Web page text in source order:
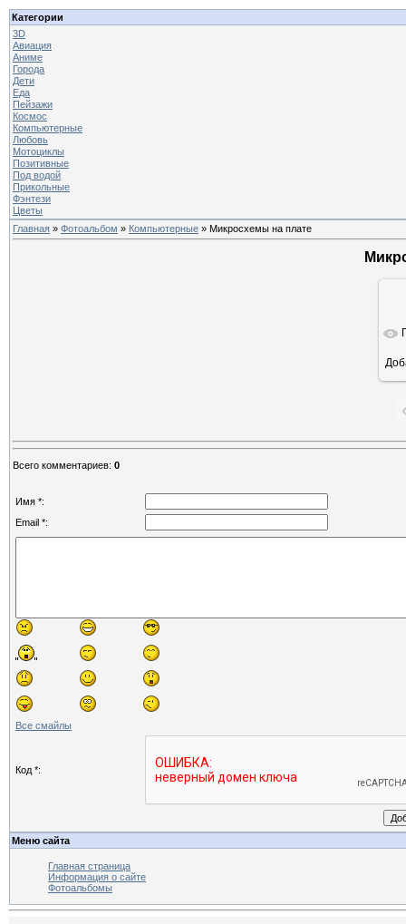
Категории
3D
Авиация
Аниме
Города
Дети
Еда
Пейзажи
Космос
Компьютерные
Любовь
Мотоциклы
Позитивные
Под водой
Прикольные
Фэнтези
Цветы
Главная » Фотоальбом » Компьютерные » Микросхемы на плате
Всего комментариев: 0
Имя *:
Email *:
Все смайлы
Код *:
Меню сайта
Главная страница
Информация о сайте
Фотоальбомы